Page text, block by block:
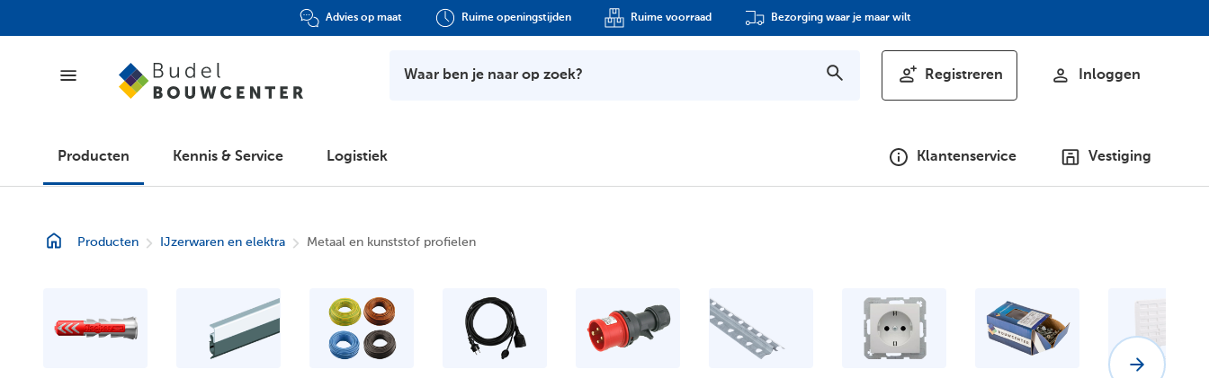
Advies op maat Ruime openingstijden Ruime voorraad Bezorging waar je maar wilt
Waar ben je naar op zoek? Registreren Inloggen
Producten Kennis & Service Logistiek Klantenservice Vestiging
Producten
Producten IJzerwaren en elektra Metaal en kunststof profielen